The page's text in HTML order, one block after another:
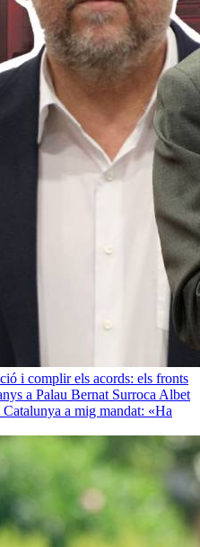
i complir els acords: els fronts
a Palau Bernat Surroca Albet
a mig mandat: «Ha